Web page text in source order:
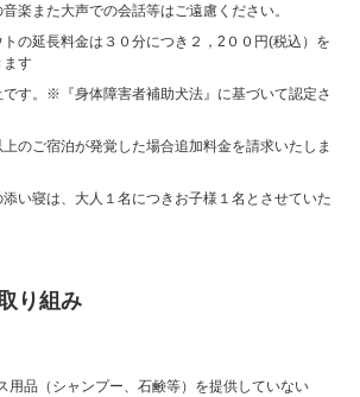
楽また大声での会話等はご遠慮ください。
トの延長料金は３０分につき２，2００円(税込）を
ます
です。※『身体障害者補助犬法』に基づいて認定さ
上のご宿泊が発覚した場合追加料金を請求いたしま
添い寝は、大人１名につきお子様１名とさせていた
り組み
用品（シャンプー、石鹸等）を提供していない